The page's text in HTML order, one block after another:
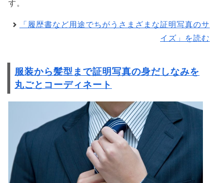
す。
「履歴書など用途でちがうさまざまな証明写真のサ
イズ」を読む
服装から髪型まで証明写真の身だしなみを
丸ごとコーディネート